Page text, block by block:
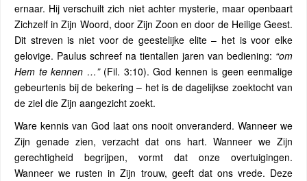
ernaar. Hij verschuilt zich niet achter mysterie, maar openbaart
Zichzelf in Zijn Woord, door Zijn Zoon en door de Heilige Geest.
Dit streven is niet voor de geestelijke elite – het is voor elke
gelovige. Paulus schreef na tientallen jaren van bediening: “om
Hem te kennen …”(Fil. 3:10). God kennen is geen eenmalige
gebeurtenis bij de bekering – het is de dagelijkse zoektocht van
de ziel die Zijn aangezicht zoekt.
Ware kennis van God laat ons nooit onveranderd. Wanneer we
Zijn genade zien, verzacht dat ons hart. Wanneer we Zijn
gerechtigheid begrijpen, vormt dat onze overtuigingen.
Wanneer we rusten in Zijn trouw, geeft dat ons vrede. Deze